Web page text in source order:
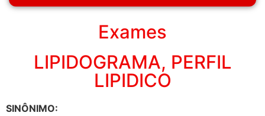
Exames
LIPIDOGRAMA, PERFIL
LIPIDICO
SINÔNIMO: